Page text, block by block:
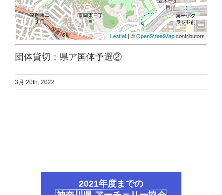
Leaflet | ©OpenStreetMapcontributors
団体貸切：県ア国体予選②
3月 20th, 2022
2021年度までの